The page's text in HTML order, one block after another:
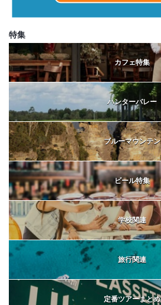
特集
カフェ特集
ハンターバレー
ブルーマウンテン
ビール特集
学校関連
旅行関連
定番ツアーまとめ